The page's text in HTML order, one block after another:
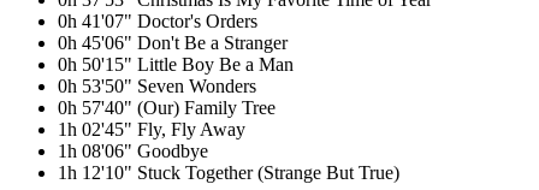
0h 41'07" Doctor's Orders
0h 45'06" Don't Be a Stranger
0h 50'15" Little Boy Be a Man
0h 53'50" Seven Wonders
0h 57'40" (Our) Family Tree
1h 02'45" Fly, Fly Away
1h 08'06" Goodbye
1h 12'10" Stuck Together (Strange But True)